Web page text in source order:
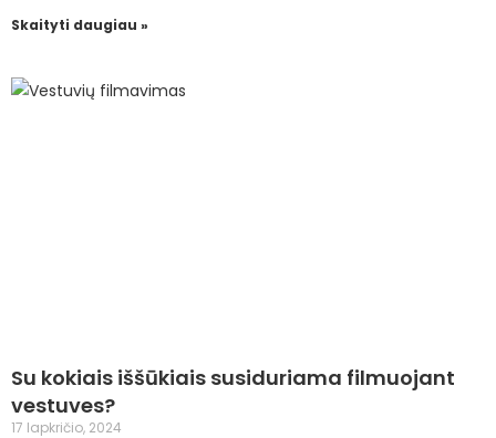
Skaityti daugiau »
Su kokiais iššūkiais susiduriama filmuojant
vestuves?
17 lapkričio, 2024